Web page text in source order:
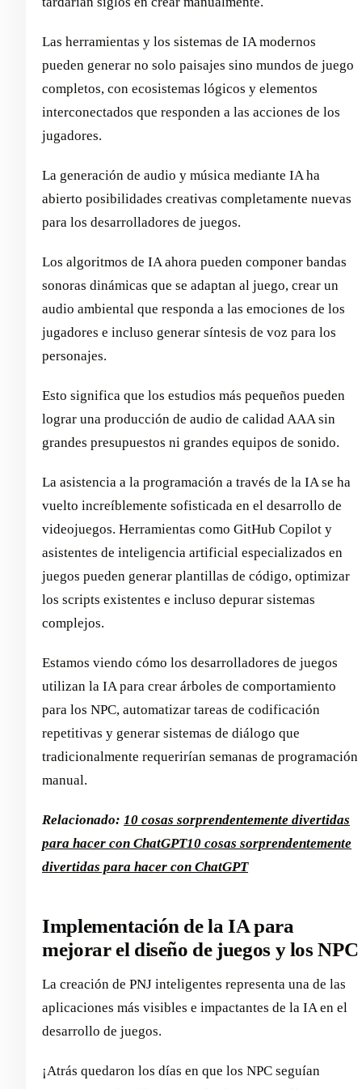
Las herramientas y los sistemas de IA modernos
pueden generar no solo paisajes sino mundos de juego
completos, con ecosistemas lógicos y elementos
interconectados que responden a las acciones de los
jugadores.
La generación de audio y música mediante IA ha
abierto posibilidades creativas completamente nuevas
para los desarrolladores de juegos.
Los algoritmos de IA ahora pueden componer bandas
sonoras dinámicas que se adaptan al juego, crear un
audio ambiental que responda a las emociones de los
jugadores e incluso generar síntesis de voz para los
personajes.
Esto significa que los estudios más pequeños pueden
lograr una producción de audio de calidad AAA sin
grandes presupuestos ni grandes equipos de sonido.
La asistencia a la programación a través de la IA se ha
vuelto increíblemente sofisticada en el desarrollo de
videojuegos. Herramientas como GitHub Copilot y
asistentes de inteligencia artificial especializados en
juegos pueden generar plantillas de código, optimizar
los scripts existentes e incluso depurar sistemas
complejos.
Estamos viendo cómo los desarrolladores de juegos
utilizan la IA para crear árboles de comportamiento
para los NPC, automatizar tareas de codificación
repetitivas y generar sistemas de diálogo que
tradicionalmente requerirían semanas de programación
manual.
Relacionado: 10 cosas sorprendentemente divertidas
para hacer con ChatGPT10 cosas sorprendentemente
divertidas para hacer con ChatGPT
Implementación de la IA para
mejorar el diseño de juegos y los NPC
La creación de PNJ inteligentes representa una de las
aplicaciones más visibles e impactantes de la IA en el
desarrollo de juegos.
¡Atrás quedaron los días en que los NPC seguían